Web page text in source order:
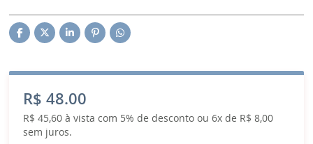
R$ 48.00
R$ 45,60 à vista com 5% de desconto ou 6x de R$ 8,00
sem juros.